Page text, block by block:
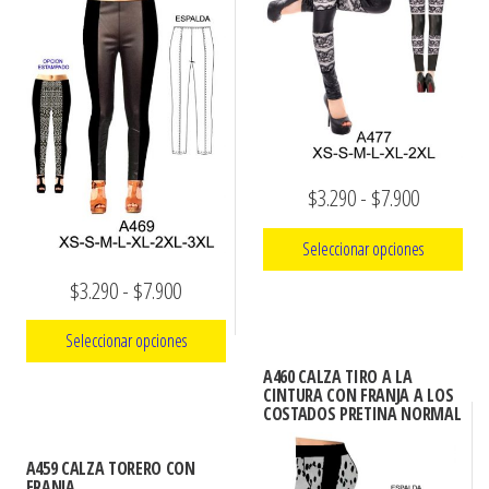
se
pueden
la
página
de
producto
opciones
se
pueden
elegir
en
la
página
de
$3.290- $7.900Rango
de
precios:
$7.900
Seleccionar opciones
múltiples
variantes.
$3.290- $7.900Rango
de
precios:
hasta
Seleccionar opciones
A460 CALZA TIRO A LA
CINTURA CON FRANJA A LOS
COSTADOS PRETINA NORMAL
A459 CALZA TORERO CON